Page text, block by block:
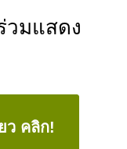
มแสดง
ว คลิก!